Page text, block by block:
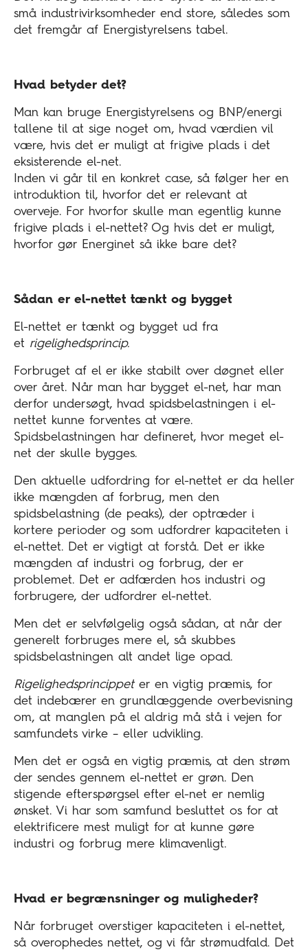
små industrivirksomheder end store, således som
det fremgår af Energistyrelsens tabel.
Hvad betyder det?
Man kan bruge Energistyrelsens og BNP/energi
tallene til at sige noget om, hvad værdien vil
være, hvis det er muligt at frigive plads i det
eksisterende el-net.
Inden vi går til en konkret case, så følger her en
introduktion til, hvorfor det er relevant at
overveje. For hvorfor skulle man egentlig kunne
frigive plads i el-nettet? Og hvis det er muligt,
hvorfor gør Energinet så ikke bare det?
Sådan er el-nettet tænkt og bygget
El-nettet er tænkt og bygget ud fra
et rigelighedsprincip.
Forbruget af el er ikke stabilt over døgnet eller
over året. Når man har bygget el-net, har man
derfor undersøgt, hvad spidsbelastningen i el-
nettet kunne forventes at være.
Spidsbelastningen har defineret, hvor meget el-
net der skulle bygges.
Den aktuelle udfordring for el-nettet er da heller
ikke mængden af forbrug, men den
spidsbelastning (de peaks), der optræder i
kortere perioder og som udfordrer kapaciteten i
el-nettet. Det er vigtigt at forstå. Det er ikke
mængden af industri og forbrug, der er
problemet. Det er adfærden hos industri og
forbrugere, der udfordrer el-nettet.
Men det er selvfølgelig også sådan, at når der
generelt forbruges mere el, så skubbes
spidsbelastningen alt andet lige opad.
Rigelighedsprincippeter en vigtig præmis, for
det indebærer en grundlæggende overbevisning
om, at manglen på el aldrig må stå i vejen for
samfundets virke – eller udvikling.
Men det er også en vigtig præmis, at den strøm
der sendes gennem el-nettet er grøn. Den
stigende efterspørgsel efter el-net er nemlig
ønsket. Vi har som samfund besluttet os for at
elektrificere mest muligt for at kunne gøre
industri og forbrug mere klimavenligt.
Hvad er begrænsninger og muligheder?
Når forbruget overstiger kapaciteten i el-nettet,
så overophedes nettet, og vi får strømudfald. Det